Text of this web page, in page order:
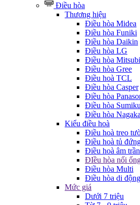
Điều hòa
Thương hiệu
Điều hòa Midea
Điều hòa Funiki
Điều hòa Daikin
Điều hòa LG
Điều hòa
Điều hòa Gree
Điều hoà TCL
Điều hòa Casper
Điều hòa
Điều hòa
Điều hòa
Kiểu điều hoà
Điều hoà treo
Điều hoà tủ
Điều hoà âm trần
ĐIều hòa nối
Điều hòa Multi
Điều hòa di động
Mức giá
Dưới 7 triệu